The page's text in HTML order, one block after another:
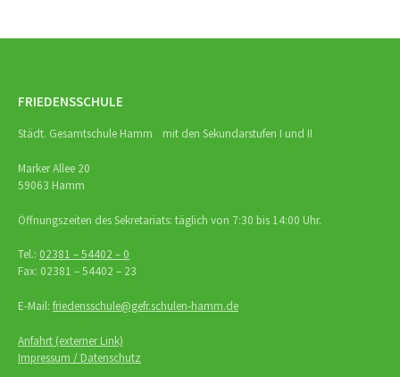
FRIEDENSSCHULE
Städt. Gesamtschule Hamm mit den Sekundarstufen I und II
Marker Allee 20
59063 Hamm
Öffnungszeiten des Sekretariats: täglich von 7:30 bis 14:00 Uhr.
Tel.: 02381 – 54402 – 0
Fax: 02381 – 54402 – 23
E-Mail: friedensschule@gefr.schulen-hamm.de
Anfahrt (externer Link)
Impressum / Datenschutz